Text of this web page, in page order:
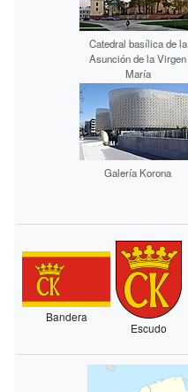
Catedral basílica de la
Asunción de la Virgen
María
Galería Korona
Bandera
Escudo